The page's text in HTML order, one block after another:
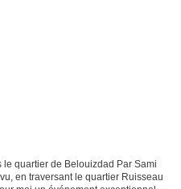
quartier de Belouizdad Par Sami
en traversant le quartier Ruisseau